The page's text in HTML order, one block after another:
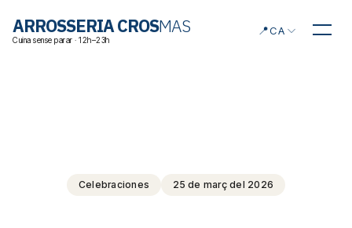
ARROSSERIA CROSMAS
Cuina sense parar · 12h–23h
Triar idioma
📍CA
Celebraciones 25 de març del 2026